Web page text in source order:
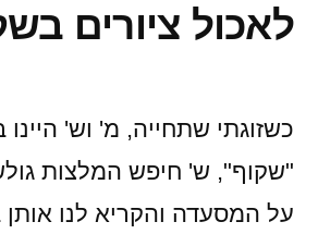
לאכול ציורים
כשזוגתי שתחייה, מ' וש'
"שקוף", ש' חיפש המלצות
על המסעדה והקריא לנו